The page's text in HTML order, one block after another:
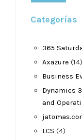
Categorías
365
Axazure (14)
Business
Dynamics
and
LCS (4)